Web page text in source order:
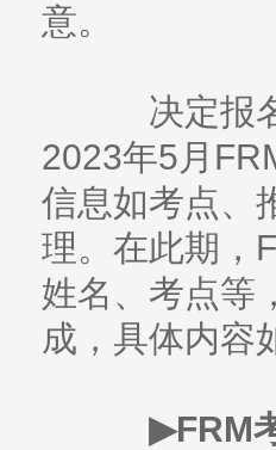
意。
决定报名
2023年5月
信息如考点、
理。在此期，
姓名、考点等
成，具体内容
▶FRM考